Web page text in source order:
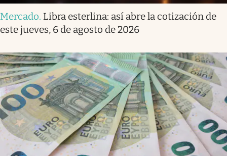
Mercado. Libra esterlina: así abre la cotización de
este jueves, 6 de agosto de 2026